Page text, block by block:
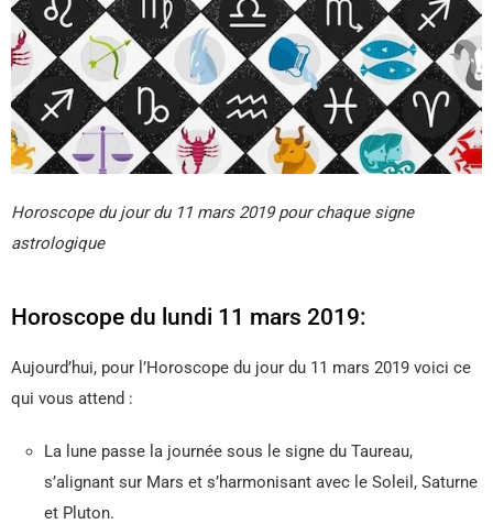
Horoscope du jour du 11 mars 2019 pour chaque signe
astrologique
Horoscope du lundi 11 mars 2019:
Aujourd’hui, pour l’Horoscope du jour du 11 mars 2019 voici ce
qui vous attend :
La lune passe la journée sous le signe du Taureau,
s’alignant sur Mars et s’harmonisant avec le Soleil, Saturne
et Pluton.